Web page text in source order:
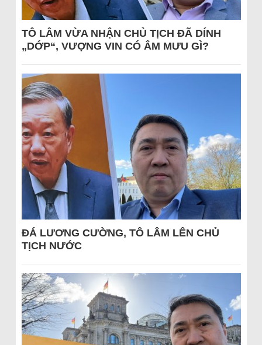
TÔ LÂM VỪA NHẬN CHỦ TỊCH ĐÃ DÍNH
„DỚP“, VƯỢNG VIN CÓ ÂM MƯU GÌ?
ĐÁ LƯƠNG CƯỜNG, TÔ LÂM LÊN CHỦ
TỊCH NƯỚC